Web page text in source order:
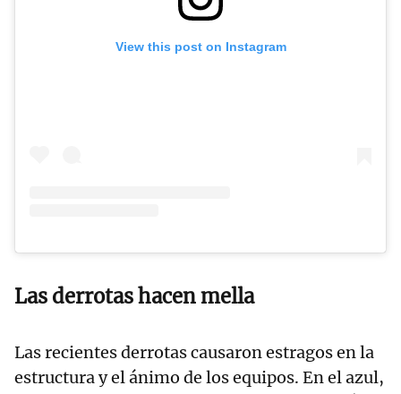
View this post on Instagram
Las derrotas hacen mella
Las recientes derrotas causaron estragos en la
estructura y el ánimo de los equipos. En el azul,